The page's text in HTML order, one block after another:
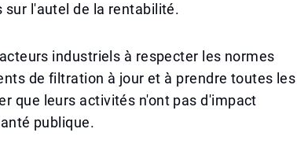
l'autel de la rentabilité.
industriels à respecter les normes
de filtration à jour et à prendre toutes les
que leurs activités n'ont pas d'impact
publique.